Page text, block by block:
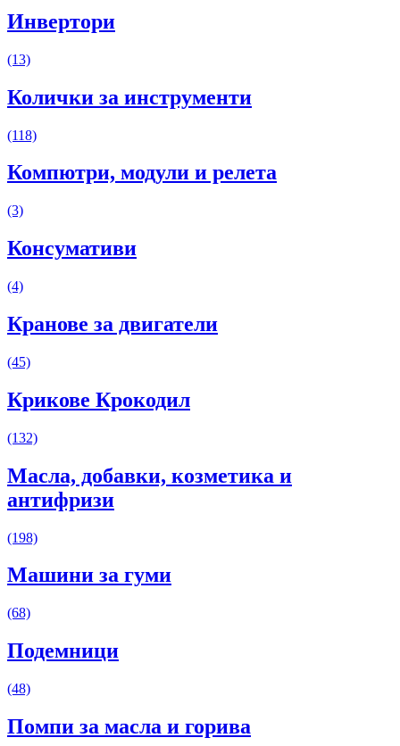
Инвертори
(13)
Колички за инструменти
(118)
Компютри, модули и релета
(3)
Консумативи
(4)
Кранове за двигатели
(45)
Крикове Крокодил
(132)
Масла, добавки, козметика и
антифризи
(198)
Машини за гуми
(68)
Подемници
(48)
Помпи за масла и горива